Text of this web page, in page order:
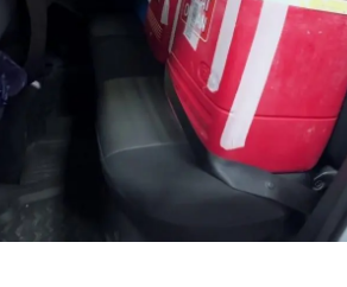
Gaziantep
Giresun
Gümüşhane
Hakkari